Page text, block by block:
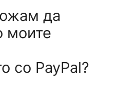
да
моите
со PayPal?